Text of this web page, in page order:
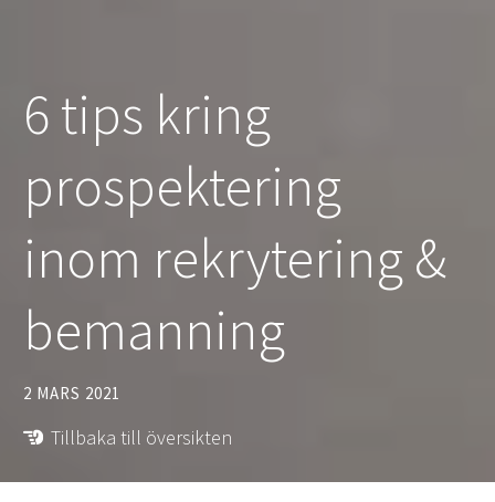
6 tips kring
prospektering
inom rekrytering &
bemanning
2 MARS 2021
Tillbaka till översikten